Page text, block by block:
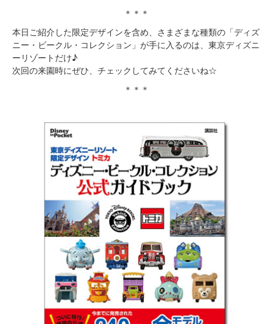
＊＊＊
本日ご紹介した限定デザインを含め、さまざまな種類の「ディズ
ニー・ビークル・コレクション」が手に入るのは、東京ディズニ
ーリゾートだけ♪
次回の来園時にぜひ、チェックしてみてくださいね☆
＊＊＊